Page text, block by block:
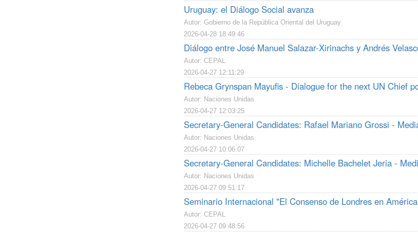
Uruguay: el Diálogo Social avanza
Autor: Gobierno de la República Oriental del Uruguay
2026-04-28 18:49:46
Diálogo entre José Manuel Salazar-Xirinachs y Andrés
Autor: CEPAL
2026-04-27 12:11:29
Rebeca Grynspan Mayufis - Dialogue for the next UN Chief
Autor: Naciones Unidas
2026-04-27 12:03:25
Secretary-General Candidates: Rafael Mariano Grossi -
Autor: Naciones Unidas
2026-04-27 10:06:07
Secretary-General Candidates: Michelle Bachelet Jeria -
Autor: Naciones Unidas
2026-04-27 09:51:17
Seminario Internacional "El Consenso de Londres en
Autor: CEPAL
2026-04-27 09:48:56